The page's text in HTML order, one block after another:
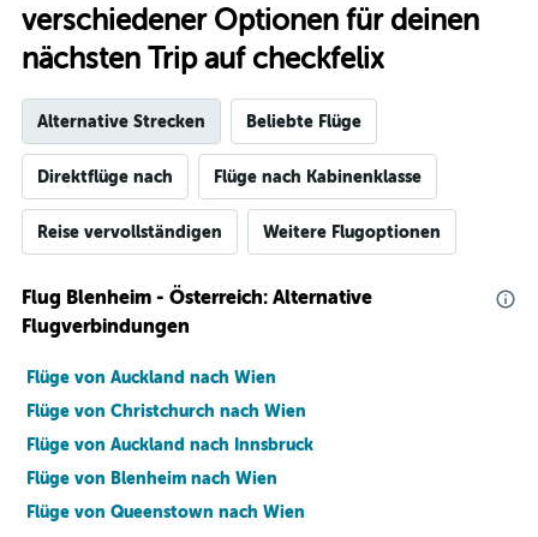
verschiedener Optionen für deinen
nächsten Trip auf checkfelix
Alternative Strecken Beliebte Flüge
Direktflüge nach Flüge nach Kabinenklasse
Reise vervollständigen Weitere Flugoptionen
Flug Blenheim - Österreich: Alternative
Flugverbindungen
Flüge von Auckland nach Wien
Flüge von Christchurch nach Wien
Flüge von Auckland nach Innsbruck
Flüge von Blenheim nach Wien
Flüge von Queenstown nach Wien